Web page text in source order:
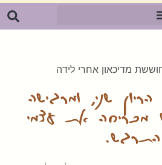
שני, ומרגישה
מכריחה את עצמי